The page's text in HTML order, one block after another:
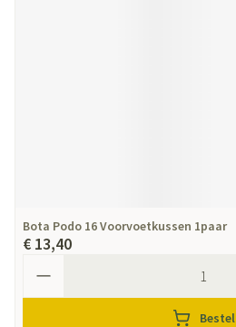
Bota Podo 16 Voorvoetkussen 1paar
€ 13,40
Bestel